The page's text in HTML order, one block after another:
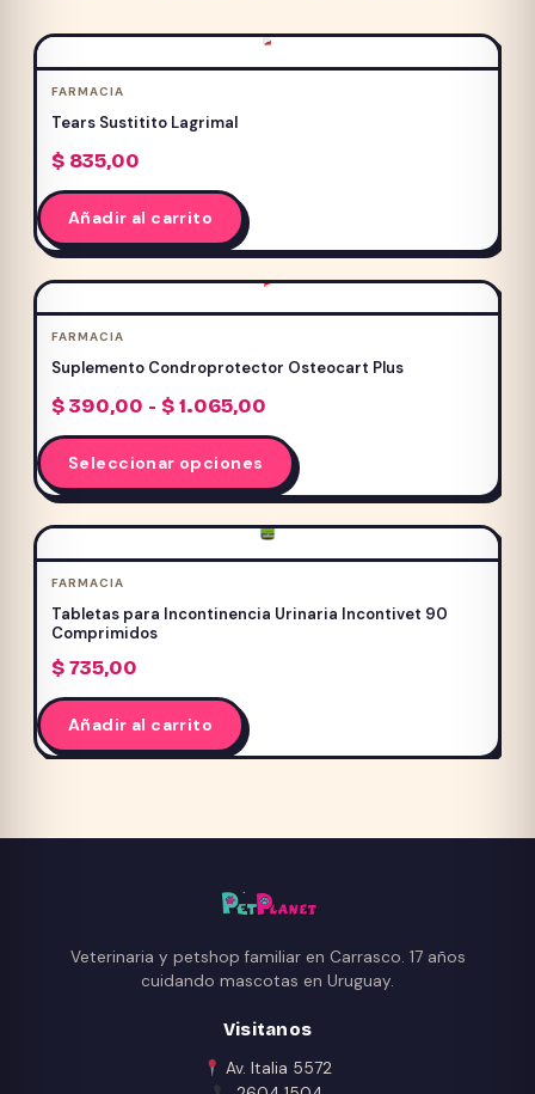
FARMACIA
Tears Sustitito Lagrimal
$835,00
Añadir al carrito
FARMACIA
Suplemento Condroprotector Osteocart Plus
$390,00 - $1.065,00Rango
de
precios:
desde
$ 390,00
hasta
$ 1.065,00
Seleccionar opciones
Este
producto
tiene
variantes.
de
FARMACIA
Tabletas para Incontinencia Urinaria Incontivet 90
Comprimidos
$735,00
Añadir al carrito
Veterinaria y petshop familiar en Carrasco. 17 años
cuidando mascotas en Uruguay.
Visitanos
Av. Italia 5572